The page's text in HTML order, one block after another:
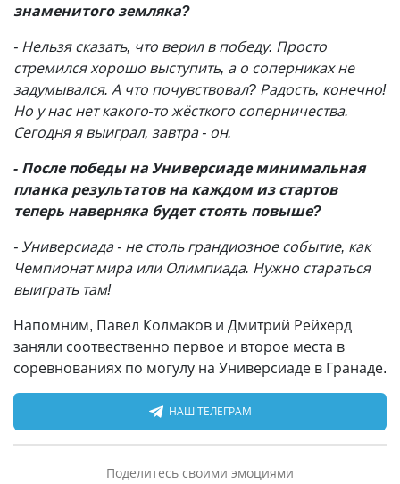
знаменитого земляка?
- Нельзя сказать, что верил в победу. Просто
стремился хорошо выступить, а о соперниках не
задумывался. А что почувствовал? Радость, конечно!
Но у нас нет какого-то жёсткого соперничества.
Сегодня я выиграл, завтра - он.
- После победы на Универсиаде минимальная
планка результатов на каждом из стартов
теперь наверняка будет стоять повыше?
- Универсиада - не столь грандиозное событие, как
Чемпионат мира или Олимпиада. Нужно стараться
выиграть там!
Напомним, Павел Колмаков и Дмитрий Рейхерд
заняли соотвественно первое и второе места в
соревнованиях по могулу на Универсиаде в Гранаде.
НАШ ТЕЛЕГРАМ
Поделитесь своими эмоциями